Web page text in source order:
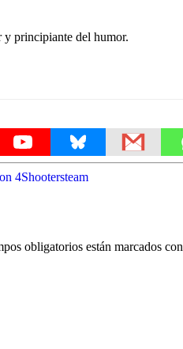
y principiante del humor.
4Shootersteam
obligatorios están marcados con